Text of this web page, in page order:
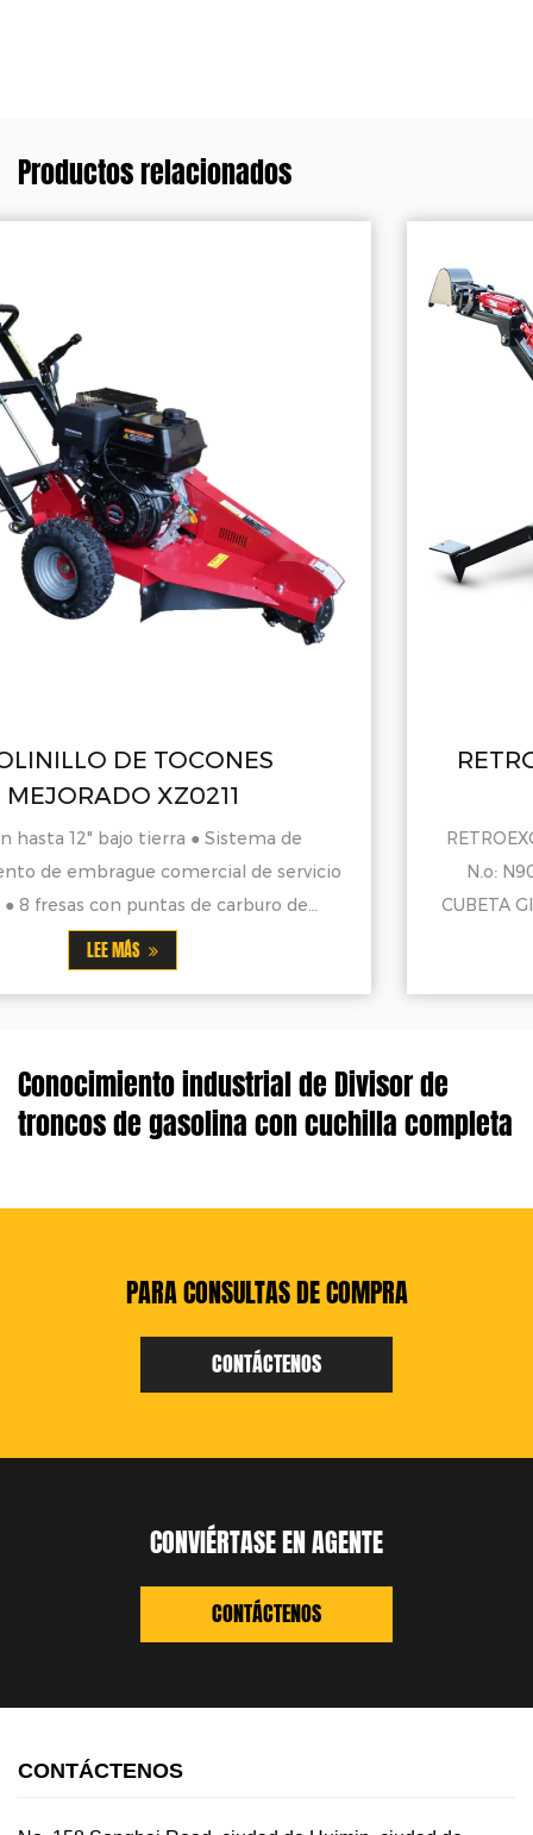
Productos relacionados
RETROEXCAVADORA CON CUBO
RETROEXCAVADORA CON CUBO DE 10" MODELO
N.o: N90A MOTOR DE GASOLINA DE 9 HP LA
CUBETA GIRO 120° PARA REALIZAR
Conocimiento industrial de Divisor de
troncos de gasolina con cuchilla completa
PARA CONSULTAS DE COMPRA
CONTÁCTENOS
CONVIÉRTASE EN AGENTE
CONTÁCTENOS
CONTÁCTENOS